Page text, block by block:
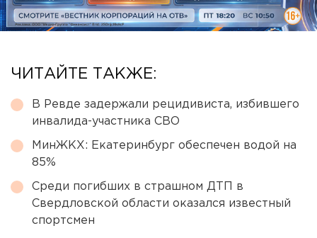
ЧИТАЙТЕ ТАКЖЕ:
В Ревде задержали рецидивиста, избившего
инвалида-участника СВО
МинЖКХ: Екатеринбург обеспечен водой на
85%
Среди погибших в страшном ДТП в
Свердловской области оказался известный
спортсмен